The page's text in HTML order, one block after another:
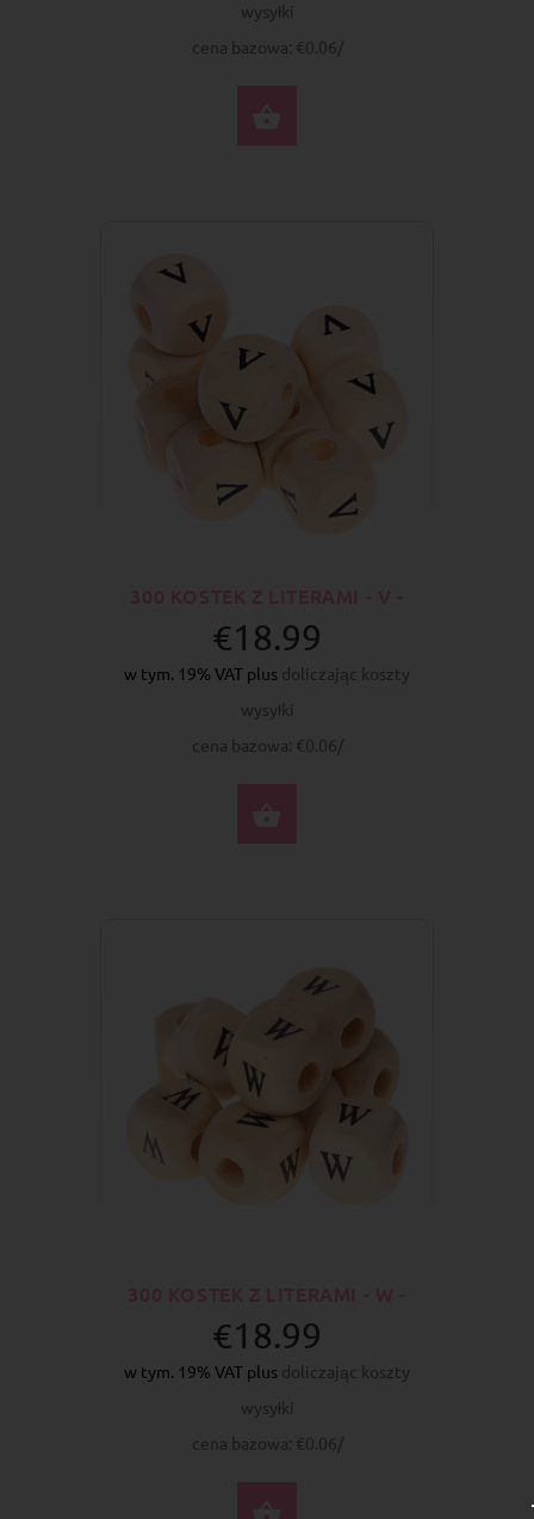
wysyłki
cena bazowa: €0.06/
€18.99
w tym. 19% VAT plus doliczając koszty
wysyłki
cena bazowa: €0.06/
€18.99
w tym. 19% VAT plus doliczając koszty
wysyłki
cena bazowa: €0.06/